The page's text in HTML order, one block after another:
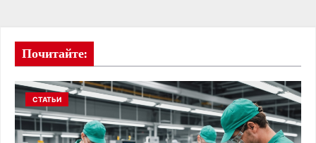
Почитайте:
СТАТЬИ